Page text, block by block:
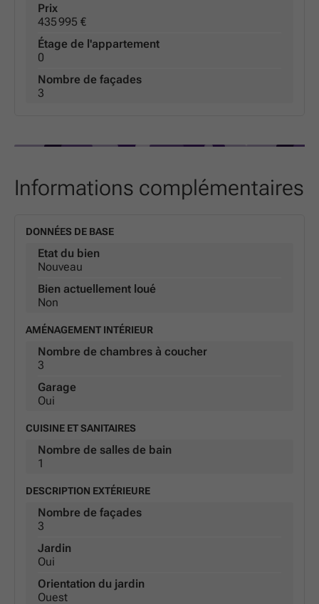
Prix
435 995 €
Étage de l'appartement
0
Nombre de façades
3
Informations complémentaires
DONNÉES DE BASE
Etat du bien
Nouveau
Bien actuellement loué
Non
AMÉNAGEMENT INTÉRIEUR
Nombre de chambres à coucher
3
Garage
Oui
CUISINE ET SANITAIRES
Nombre de salles de bain
1
DESCRIPTION EXTÉRIEURE
Nombre de façades
3
Jardin
Oui
Orientation du jardin
Ouest